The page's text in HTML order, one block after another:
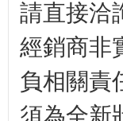
請直接洽
經銷商非
負相關責
須為全新